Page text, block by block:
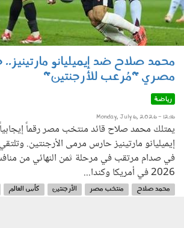
محمد صلاح ضد إيميليانو
مصري "مُرعب للأرجنتين"
رياضة
Monday, July 6, 2026 - 12:16
يمتلك محمد صلاح قائد منتخب مصر رقماً
إيميليانو مارتينيز حارس مرمى الأرجنتين.
في صدام مرتقب في مرحلة ثمن النهائي من
2026 في أمريكا وكندا...
محمد صلاح منتخب مصر الأرجنتين كأس العالم